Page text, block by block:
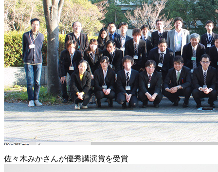
佐々木みかさんが優秀講演賞を受賞